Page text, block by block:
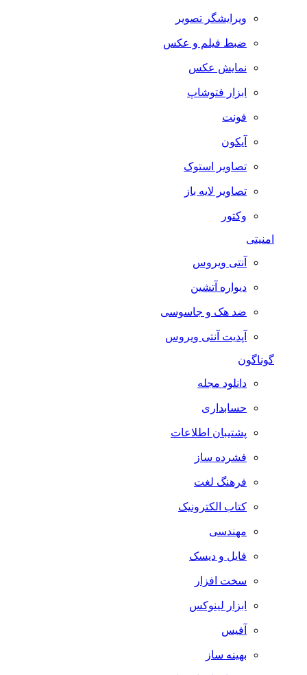
ویرایشگر تصویر
ضبط فيلم و عكس
نمایش عکس
ابزار فتوشاپ
فونت
آیکون
تصاویر استوک
تصاویر لایه باز
وکتور
آنتی ویروس
دیواره آتشین
ضد هک و جاسوسی
آپدیت آنتی ویروس
گوناگون
دانلود مجله
حسابداری
پشتیبان اطلاعات
فشرده ساز
فرهنگ لغت
کتاب الکترونیک
مهندسی
فایل و دیسک
سخت افزار
ابزار لینوکس
آفیس
بهینه ساز